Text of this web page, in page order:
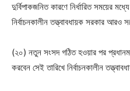
দুর্বিপাকজনিত কারণে নির্ধারিত সময়ের
নির্বাচনকালীন তত্ত্বাবধায়ক সরকার আরও
(২০) নতুন সংসদ গঠিত হওয়ার পর
করবেন সেই তারিখে নির্বাচনকালীন